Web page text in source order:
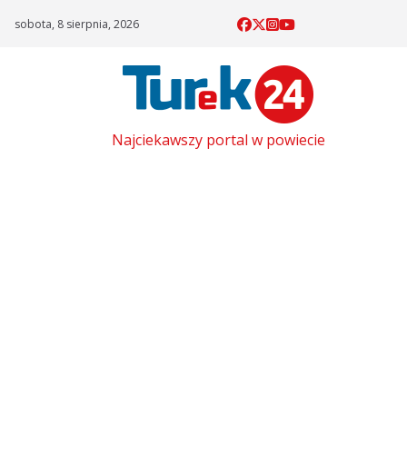
sobota, 8 sierpnia, 2026
Najciekawszy portal w powiecie